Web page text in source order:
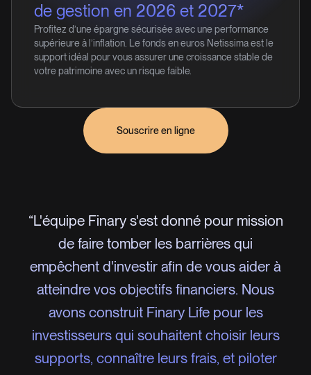
de gestion en 2026 et 2027*
Profitez d’une épargne sécurisée avec une performance
supérieure à l’inflation. Le fonds en euros Netissima est le
support idéal pour vous assurer une croissance stable de
votre patrimoine avec un risque faible.
Souscrire en ligne
“L'équipe Finary s'est donné pour mission
de faire tomber les barrières qui
empêchent d'investir afin de vous aider à
atteindre vos objectifs financiers. Nous
avons construit Finary Life pour les
investisseurs qui souhaitent choisir leurs
supports, connaître leurs frais, et piloter